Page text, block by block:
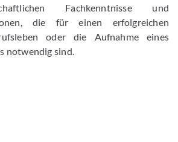
Fachkenntnisse und
die für einen erfolgreichen
oder die Aufnahme eines
notwendig sind.